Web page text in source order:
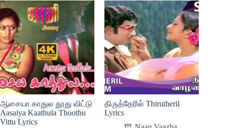
ஆசையா காதுல தூது விட்டு
Aasaiya Kaathula Thoothu
Vittu Lyrics
திருத்தேரில் Thirutheril
Lyrics